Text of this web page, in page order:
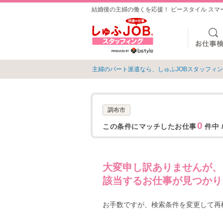
結婚後の主婦の働くを応援！ ビースタイル スマ
主婦のパート派遣なら、しゅふJOBスタッフィ
調布市
この条件にマッチしたお仕事0 件中
大変申し訳ありませんが、
該当するお仕事が見つかり
お手数ですが、検索条件を変更して再